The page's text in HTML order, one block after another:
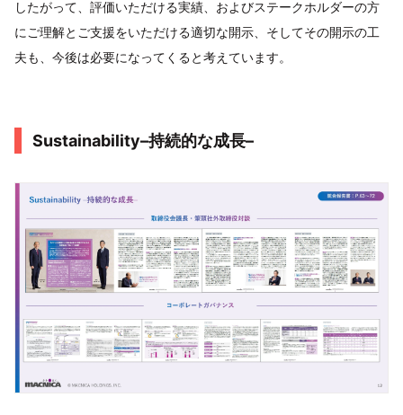
したがって、評価いただける実績、およびステークホルダーの方
にご理解とご支援をいただける適切な開示、そしてその開示の工
夫も、今後は必要になってくると考えています。
Sustainability–持続的な成長–